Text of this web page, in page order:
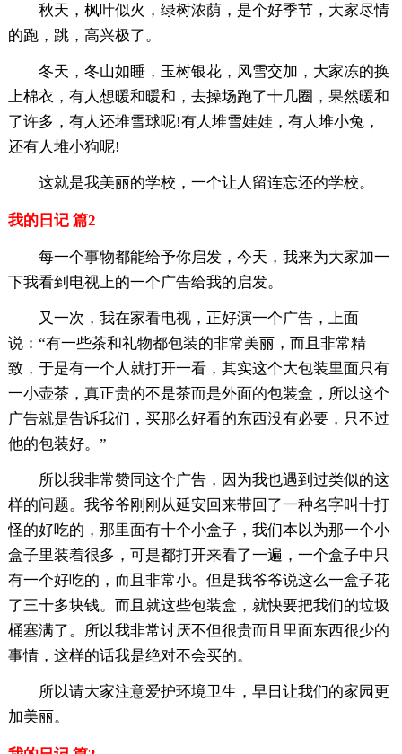
秋天，枫叶似火，绿树浓荫，是个好季节，大家尽情
的跑，跳，高兴极了。
冬天，冬山如睡，玉树银花，风雪交加，大家冻的换
上棉衣，有人想暖和暖和，去操场跑了十几圈，果然暖和
了许多，有人还堆雪球呢!有人堆雪娃娃，有人堆小兔，
还有人堆小狗呢!
这就是我美丽的学校，一个让人留连忘还的学校。
我的日记 篇2
每一个事物都能给予你启发，今天，我来为大家加一
下我看到电视上的一个广告给我的启发。
又一次，我在家看电视，正好演一个广告，上面
说：“有一些茶和礼物都包装的非常美丽，而且非常精
致，于是有一个人就打开一看，其实这个大包装里面只有
一小壶茶，真正贵的不是茶而是外面的包装盒，所以这个
广告就是告诉我们，买那么好看的东西没有必要，只不过
他的包装好。”
所以我非常赞同这个广告，因为我也遇到过类似的这
样的问题。我爷爷刚刚从延安回来带回了一种名字叫十打
怪的好吃的，那里面有十个小盒子，我们本以为那一个小
盒子里装着很多，可是都打开来看了一遍，一个盒子中只
有一个好吃的，而且非常小。但是我爷爷说这么一盒子花
了三十多块钱。而且就这些包装盒，就快要把我们的垃圾
桶塞满了。所以我非常讨厌不但很贵而且里面东西很少的
事情，这样的话我是绝对不会买的。
所以请大家注意爱护环境卫生，早日让我们的家园更
加美丽。